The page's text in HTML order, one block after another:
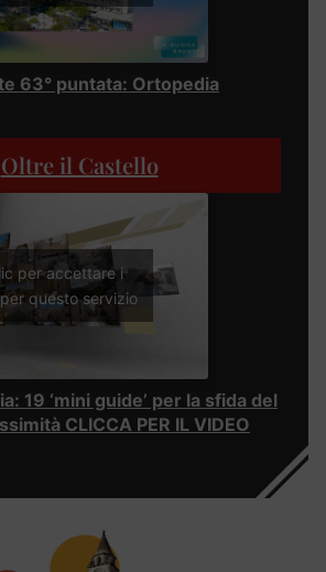
63° puntata: Ortopedia
Oltre il Castello
per accettare i
questo servizio
19 ‘mini guide’ per la sfida del
CLICCA PER IL VIDEO